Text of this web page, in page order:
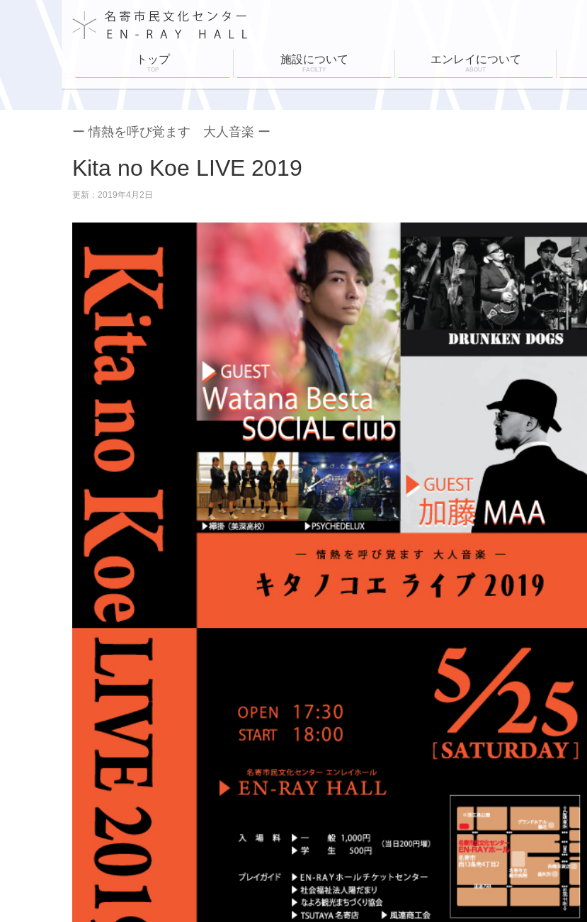
トップ
TOP
施設について
FACILTY
エンレイについて
ABOUT
ー 情熱を呼び覚ます 大人音楽 ー
Kita no Koe LIVE 2019
更新：2019年4月2日